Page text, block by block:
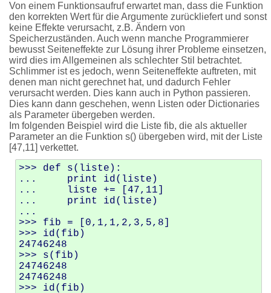
Von einem Funktionsaufruf erwartet man, dass die Funktion
den korrekten Wert für die Argumente zurückliefert und sonst
keine Effekte verursacht, z.B. Ändern von
Speicherzuständen. Auch wenn manche Programmierer
bewusst Seiteneffekte zur Lösung ihrer Probleme einsetzen,
wird dies im Allgemeinen als schlechter Stil betrachtet.
Schlimmer ist es jedoch, wenn Seiteneffekte auftreten, mit
denen man nicht gerechnet hat, und dadurch Fehler
verursacht werden. Dies kann auch in Python passieren.
Dies kann dann geschehen, wenn Listen oder Dictionaries
als Parameter übergeben werden.
Im folgenden Beispiel wird die Liste fib, die als aktueller
Parameter an die Funktion s() übergeben wird, mit der Liste
[47,11] verkettet.
>>> def s(liste):
...     print id(liste)
...     liste += [47,11]
...     print id(liste)
...
>>> fib = [0,1,1,2,3,5,8]
>>> id(fib)
24746248
>>> s(fib)
24746248
24746248
>>> id(fib)